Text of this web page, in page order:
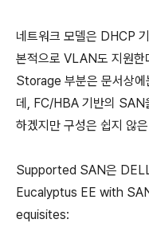
네트워크 모델은 DHCP
본적으로 VLAN도 지원한
Storage 부분은 문서상
데, FC/HBA 기반의 SAN
하겠지만 구성은 쉽지 않
Supported SAN은
Eucalyptus EE with
equisites: